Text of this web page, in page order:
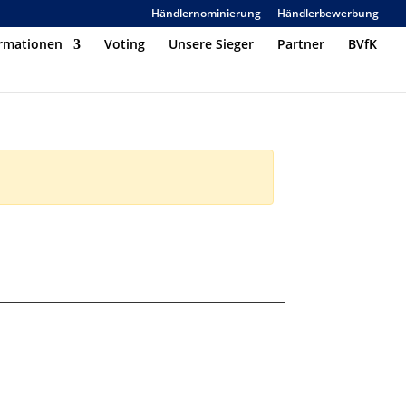
Händlernominierung Händlerbewerbung
Voting Unsere Sieger Partner BVfK